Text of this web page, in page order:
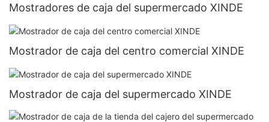
Mostradores de caja del supermercado XINDE
Mostrador de caja del centro comercial XINDE
Mostrador de caja del supermercado XINDE